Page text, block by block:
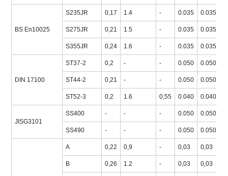
BS En10025
S235JR 0,17 1.4 - 0.035 0.035
S275JR 0,21 1.5 - 0.035 0.035
S355JR 0,24 1.6 - 0.035 0.035
DIN 17100
ST37-2 0,2 - - 0.050 0.050
ST44-2 0,21 - - 0.050 0.050
ST52-3 0,2 1.6 0,55 0.040 0.040
JISG3101
SS400 - - - 0.050 0.050
SS490 - - - 0.050 0.050
A 0,22 0,9 - 0,03 0,03
B 0,26 1.2 - 0,03 0,03